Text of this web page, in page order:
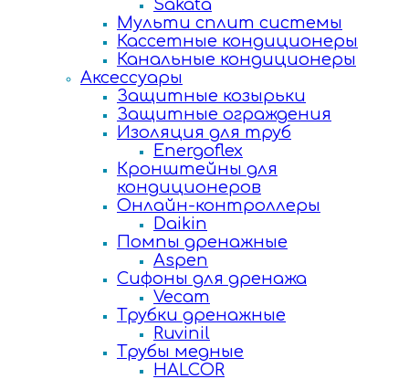
Sakata
Мульти сплит системы
Кассетные кондиционеры
Канальные кондиционеры
Аксессуары
Защитные козырьки
Защитные ограждения
Изоляция для труб
Energoflex
Кронштейны для
кондиционеров
Онлайн-контроллеры
Daikin
Помпы дренажные
Aspen
Сифоны для дренажа
Vecam
Трубки дренажные
Ruvinil
Трубы медные
HALCOR